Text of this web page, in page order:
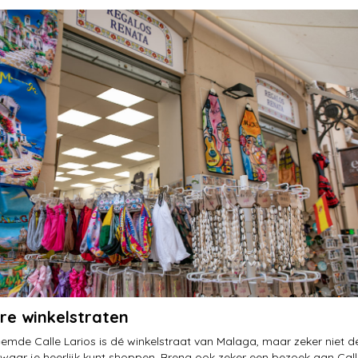
winkelstraten
Calle Larios is dé winkelstraat van Malaga, maar zeker niet